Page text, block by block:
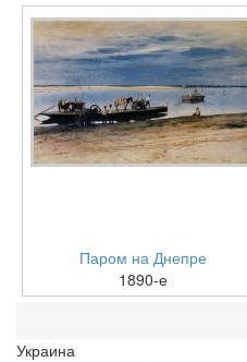
Паром на Днепре
1890-е
Украина